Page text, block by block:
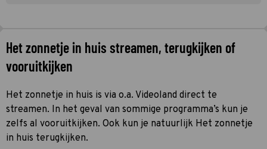
Het zonnetje in huis streamen, terugkijken of
vooruitkijken
Het zonnetje in huis is via o.a. Videoland direct te
streamen. In het geval van sommige programma’s kun je
zelfs al vooruitkijken. Ook kun je natuurlijk Het zonnetje
in huis terugkijken.